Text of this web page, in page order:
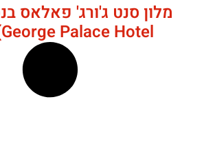
George Palace Hotel) סקירה